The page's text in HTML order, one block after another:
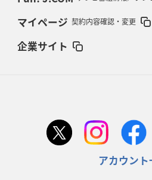
マイページ 契約内容確認・変更
企業サイト
アカウント